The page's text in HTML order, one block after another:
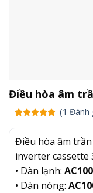
Điều hòa âm
5.00trên
5 dựa trên
1
đánh giá
(1 Đánh
Điều hòa âm trần
inverter cassette
• Dàn lạnh:
• Dàn nóng: